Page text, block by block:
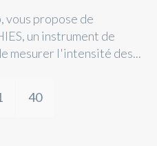
vous propose de
un instrument de
mesurer l'intensité des...
40